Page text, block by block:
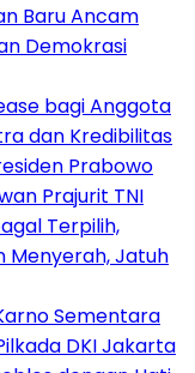
Baru Ancam
Demokrasi
bagi Anggota
dan Kredibilitas
Prabowo
Prajurit TNI
Terpilih,
Menyerah, Jatuh
Sementara
DKI Jakarta